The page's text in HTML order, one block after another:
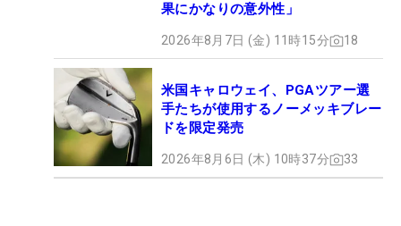
果にかなりの意外性」
2026年8月7日 (金) 11時15分 18
米国キャロウェイ、PGAツアー選
手たちが使用するノーメッキブレー
ドを限定発売
2026年8月6日 (木) 10時37分 33